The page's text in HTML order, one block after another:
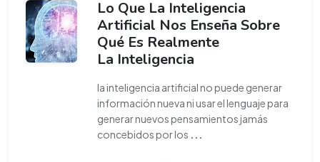
Lo Que La Inteligencia
Artificial Nos Enseña Sobre
Qué Es Realmente
La Inteligencia
la inteligencia artificial no puede generar
información nueva ni usar el lenguaje para
generar nuevos pensamientos jamás
concebidos por los ...